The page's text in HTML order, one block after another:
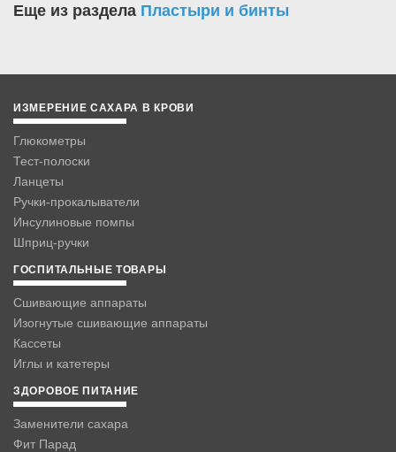
Еще из раздела Пластыри и бинты
ИЗМЕРЕНИЕ САХАРА В КРОВИ
Глюкометры
Тест-полоски
Ланцеты
Ручки-прокалыватели
Инсулиновые помпы
Шприц-ручки
ГОСПИТАЛЬНЫЕ ТОВАРЫ
Сшивающие аппараты
Изогнутые сшивающие аппараты
Кассеты
Иглы и катетеры
ЗДОРОВОЕ ПИТАНИЕ
Заменители сахара
Фит Парад